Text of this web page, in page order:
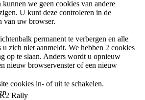
Rally
we geen cookies van andere
U kunt deze controleren in de
van uw browser.
permanent te verbergen en alle
u zich niet aanmeldt. We hebben 2 cookies
op te slaan. Anders wordt u opnieuw
nieuw browservenster of een nieuw
cookies in- of uit te schakelen.